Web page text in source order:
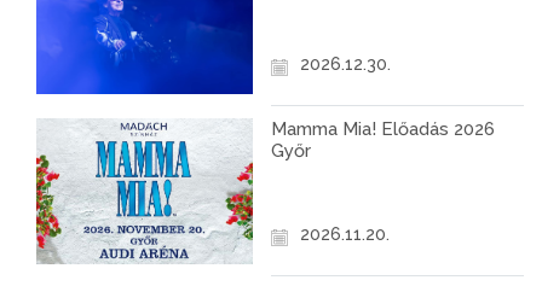
2026.12.30.
Mamma Mia! Előadás 2026
Győr
2026.11.20.